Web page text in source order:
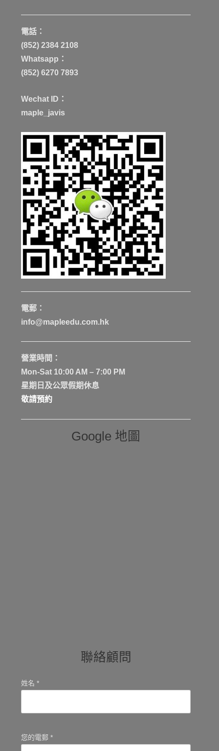
電話：
(852) 2384 2108
Whatsapp：
(852) 6270 7893
Wechat ID：
maple_javis
電郵：
info@mapleedu.com.hk
營業時間：
Mon-Sat 10:00 AM – 7:00 PM
星期日及公眾假期休息
敬請預約
Google 地圖
聯絡顧問
姓名 *
您的電郵 *